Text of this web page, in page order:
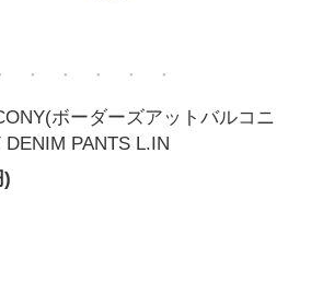
ボーダーズアットバルコニ
PANTS L.IN
)